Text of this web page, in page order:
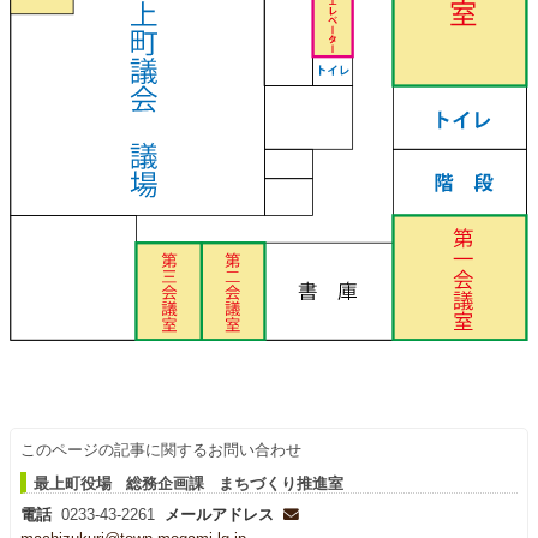
このページの記事に関するお問い合わせ
最上町役場 総務企画課 まちづくり推進室
電話 0233-43-2261
メールアドレス